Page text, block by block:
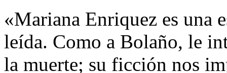
«Mariana Enriquez es una
leída. Como a Bolaño, le
la muerte; su ficción nos